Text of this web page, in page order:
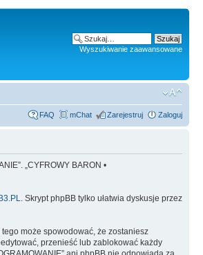
Wyszukiwanie zaawansowane
FAQ mChat Zarejestruj Zaloguj
„CYFROWY BARON •
. Skrypt phpBB tylko ułatwia dyskusje przez
może spowodować, że zostaniesz
przenieść lub zablokować każdy